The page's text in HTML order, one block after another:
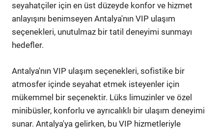
seyahatçiler için en üst düzeyde konfor ve hizmet
anlayışını benimseyen Antalya'nın VIP ulaşım
seçenekleri, unutulmaz bir tatil deneyimi sunmayı
hedefler.
Antalya'nın VIP ulaşım seçenekleri, sofistike bir
atmosfer içinde seyahat etmek isteyenler için
mükemmel bir seçenektir. Lüks limuzinler ve özel
minibüsler, konforlu ve ayrıcalıklı bir ulaşım deneyimi
sunar. Antalya'ya gelirken, bu VIP hizmetleriyle